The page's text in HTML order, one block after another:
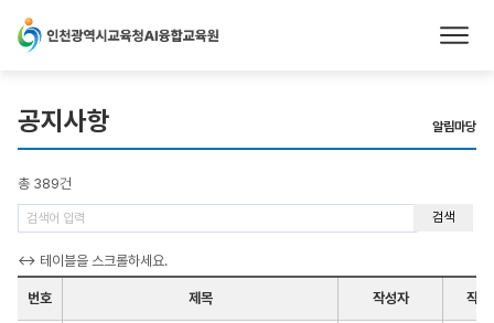
본문 바로가기
공지사항 알림마당
총 389건
검색
번호 제목 작성자 작성